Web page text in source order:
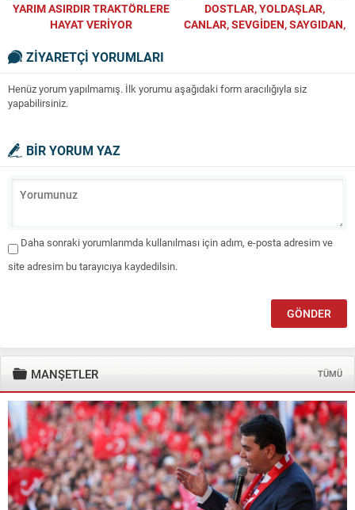
YARIM ASIRDIR TRAKTÖRLERE
HAYAT VERİYOR
DOSTLAR, YOLDAŞLAR,
CANLAR, SEVGİDEN, SAYGIDAN,
ZİYARETÇİ YORUMLARI
Henüz yorum yapılmamış. İlk yorumu aşağıdaki form aracılığıyla siz
yapabilirsiniz.
BİR YORUM YAZ
Daha sonraki yorumlarımda kullanılması için adım, e-posta adresim ve
site adresim bu tarayıcıya kaydedilsin.
MANŞETLER TÜMÜ